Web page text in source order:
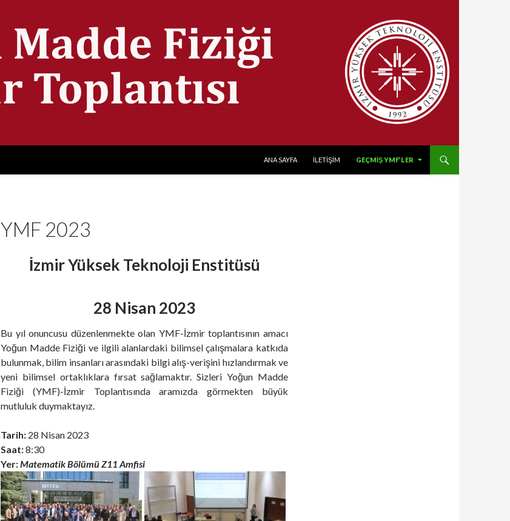
ANA SAYFA
İLETİŞİM GEÇMIŞ YMF’LER
YMF 2023
İzmir Yüksek Teknoloji Enstitüsü
28 Nisan 2023
Bu yıl onuncusu düzenlenmekte olan YMF-İzmir toplantısının amacı
Yoğun Madde Fiziği ve ilgili alanlardaki bilimsel çalışmalara katkıda
bulunmak, bilim insanları arasındaki bilgi alış-verişini hızlandırmak ve
yeni bilimsel ortaklıklara fırsat sağlamaktır. Sizleri Yoğun Madde
Fiziği (YMF)-İzmir Toplantısında aramızda görmekten büyük
mutluluk duymaktayız.
Tarih: 28 Nisan 2023
Saat:8:30
Yer:Matematik BölümüZ11 Amfisi